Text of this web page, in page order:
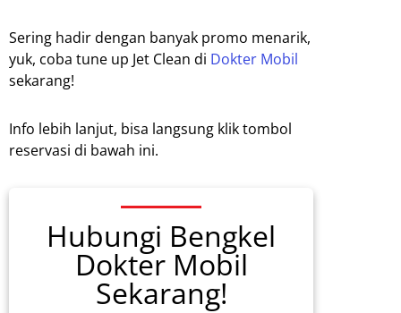
Sering hadir dengan banyak promo menarik,
yuk, coba tune up Jet Clean di Dokter Mobil
sekarang!
Info lebih lanjut, bisa langsung klik tombol
reservasi di bawah ini.
Hubungi Bengkel
Dokter Mobil
Sekarang!